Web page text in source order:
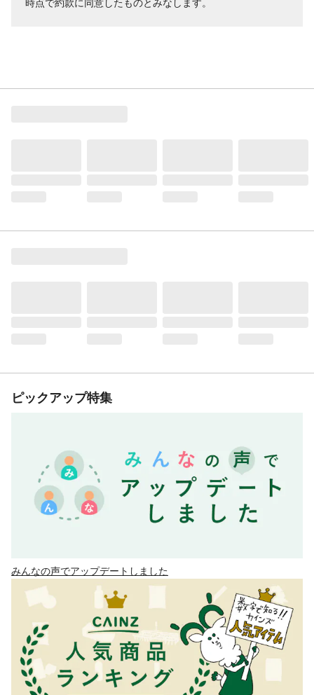
時点で約款に同意したものとみなします。
ピックアップ特集
みんなの声でアップデートしました